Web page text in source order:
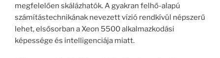
megfelelően skálázhatók. A gyakran felhő-alapú
számítástechnikának nevezett vízió rendkívül népszerű
lehet, elsősorban a Xeon 5500 alkalmazkodási
képessége és intelligenciája miatt.